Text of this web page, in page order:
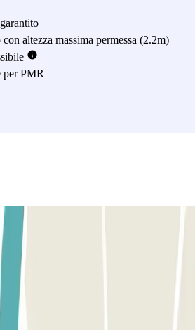
altezza massima permessa (2.2m)
per PMR
interfono y comunica el localizador de
Llama al interfono y comunica
Parclick.